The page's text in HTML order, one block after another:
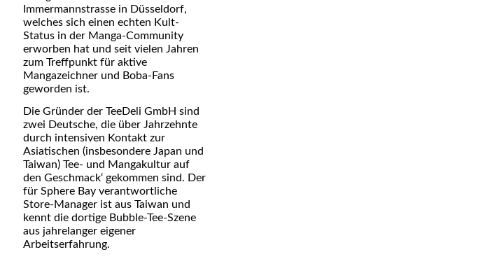
Immermannstrasse in Düsseldorf,
welches sich einen echten Kult-
Status in der Manga-Community
erworben hat und seit vielen Jahren
zum Treffpunkt für aktive
Mangazeichner und Boba-Fans
geworden ist.
Die Gründer der TeeDeli GmbH sind
zwei Deutsche, die über Jahrzehnte
durch intensiven Kontakt zur
Asiatischen (insbesondere Japan und
Taiwan) Tee- und Mangakultur auf
den Geschmack‘ gekommen sind. Der
für Sphere Bay verantwortliche
Store-Manager ist aus Taiwan und
kennt die dortige Bubble-Tee-Szene
aus jahrelanger eigener
Arbeitserfahrung.